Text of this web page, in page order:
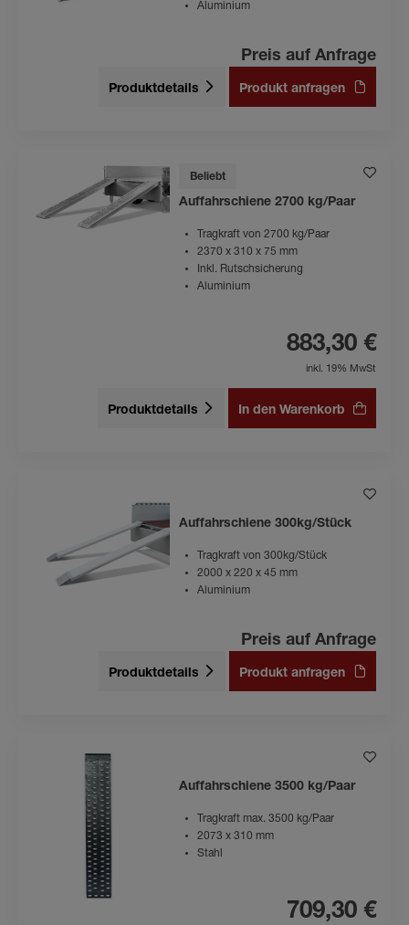
Aluminium
Preis auf Anfrage
Produktdetails Produkt anfragen
Beliebt
Auffahrschiene 2700 kg/Paar
Tragkraft von 2700 kg/Paar
2370 x 310 x 75 mm
Inkl. Rutschsicherung
Aluminium
883,30 €
inkl. 19% MwSt
Produktdetails In den Warenkorb
Auffahrschiene 300kg/Stück
Tragkraft von 300kg/Stück
2000 x 220 x 45 mm
Aluminium
Preis auf Anfrage
Produktdetails Produkt anfragen
Auffahrschiene 3500 kg/Paar
Tragkraft max. 3500 kg/Paar
2073 x 310 mm
Stahl
709,30 €